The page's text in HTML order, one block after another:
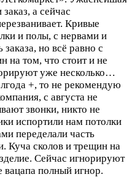
а сейчас
Кривые
и полы, с нервами и
но всё равно с
на том, что стоит и не
уже несколько…
+, то не рекомендую
с августа не
звонки, никто не
испортили нам потолки
переделали часть
Куча сколов и трещин на
Сейчас игнорируют
вацапа полный игнор.